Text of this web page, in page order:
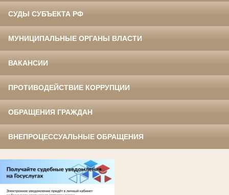
СУДЫ СУБЪЕКТА РФ
МУНИЦИПАЛЬНЫЕ ОРГАНЫ ВЛАСТИ
ВАКАНСИИ
ПРОТИВОДЕЙСТВИЕ КОРРУПЦИИ
ОБРАЩЕНИЯ ГРАЖДАН
ВНЕПРОЦЕССУАЛЬНЫЕ ОБРАЩЕНИЯ